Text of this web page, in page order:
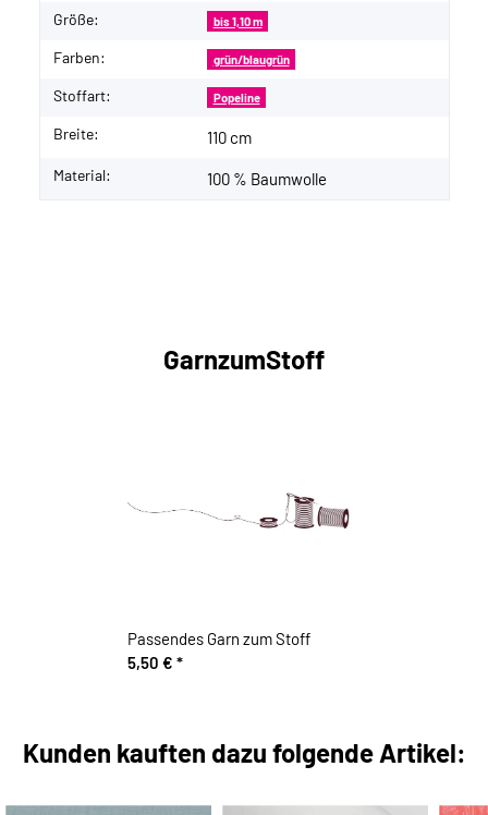
Größe: bis 1,10 m
Farben: grün/blaugrün
Stoffart: Popeline
Breite: 110 cm
Material: 100 % Baumwolle
GarnzumStoff
Passendes Garn zum Stoff
5,50 € *
Kunden kauften dazu folgende Artikel: